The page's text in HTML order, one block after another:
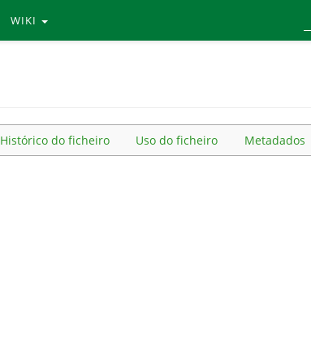
WIKI
Histórico do ficheiro Uso do ficheiro Metadados